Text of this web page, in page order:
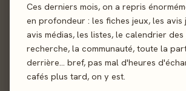
Ces derniers mois, on a repris
en profondeur : les fiches jeux, les avis
avis médias, les listes, le calendrier
recherche, la communauté, toute la
derrière… bref, pas mal d'heures
cafés plus tard, on y est.
Éditeur du site :
Le site Les Meeplesest édité par la
COMMUNICATION
Société par actions simplifiée (SAS) au
Siège social : 12 rue des Charmes, 54310